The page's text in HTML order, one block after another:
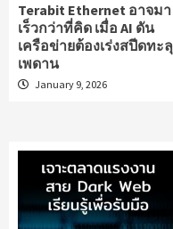
Terabit Ethernet อาจมา
เร็วกว่าที่คิด เมื่อ AI ดัน
เครือข่ายต้องเร่งสปีดทะลุ
เพดาน
January 9, 2026